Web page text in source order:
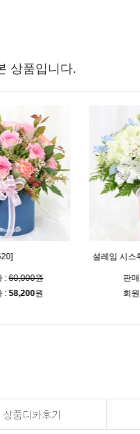
상품입니다.
설레임 시스루 다발 [ST-C658]
판매가 :
회원가 :